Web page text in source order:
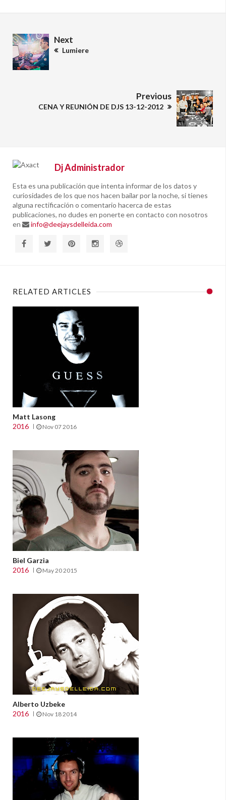
Next
Lumiere
Previous
CENA Y REUNIÓN DE DJS 13-12-2012
Dj Administrador
Esta es una publicación que intenta informar de los datos y
curiosidades de los que nos hacen bailar por la noche, si tienes
alguna rectificación o comentario hacerca de estas
publicaciones, no dudes en ponerte en contacto con nosotros
en
info@deejaysdelleida.com
RELATED ARTICLES
Matt Lasong
2016
Nov 07 2016
Biel Garzia
2016
May 20 2015
Alberto Uzbeke
2016
Nov 18 2014